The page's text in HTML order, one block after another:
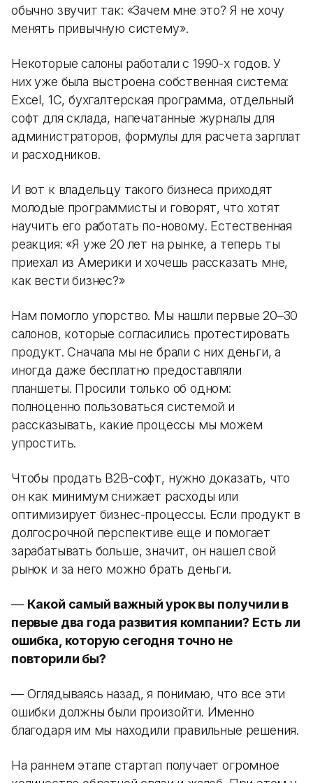
обычно звучит так: «Зачем мне это? Я не хочу
менять привычную систему».
Некоторые салоны работали с 1990-х годов. У
них уже была выстроена собственная система:
Excel, 1С, бухгалтерская программа, отдельный
софт для склада, напечатанные журналы для
администраторов, формулы для расчета зарплат
и расходников.
И вот к владельцу такого бизнеса приходят
молодые программисты и говорят, что хотят
научить его работать по-новому. Естественная
реакция: «Я уже 20 лет на рынке, а теперь ты
приехал из Америки и хочешь рассказать мне,
как вести бизнес?»
Нам помогло упорство. Мы нашли первые 20–30
салонов, которые согласились протестировать
продукт. Сначала мы не брали с них деньги, а
иногда даже бесплатно предоставляли
планшеты. Просили только об одном:
полноценно пользоваться системой и
рассказывать, какие процессы мы можем
упростить.
Чтобы продать B2B-софт, нужно доказать, что
он как минимум снижает расходы или
оптимизирует бизнес-процессы. Если продукт в
долгосрочной перспективе еще и помогает
зарабатывать больше, значит, он нашел свой
рынок и за него можно брать деньги.
— Какой самый важный урок вы получили в
первые два года развития компании? Есть ли
ошибка, которую сегодня точно не
повторили бы?
— Оглядываясь назад, я понимаю, что все эти
ошибки должны были произойти. Именно
благодаря им мы находили правильные решения.
На раннем этапе стартап получает огромное